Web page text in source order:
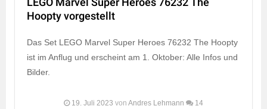
Hoopty vorgestellt
Das Set LEGO Marvel Super Heroes 76232 The Hoopty
ist im Anflug und erscheint am 1. Oktober: Alle Infos und
Bilder.
19. Juli 2023 von Andres Lehmann 14